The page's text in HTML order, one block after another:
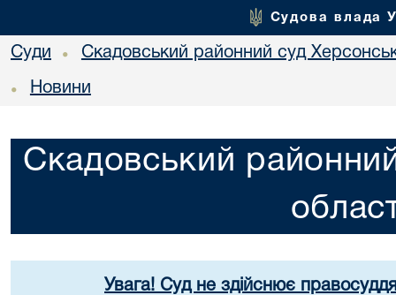
Судова влада
Суди • Скадовський районний суд
• Новини
Скадовський
Увага! Суд не здійснює